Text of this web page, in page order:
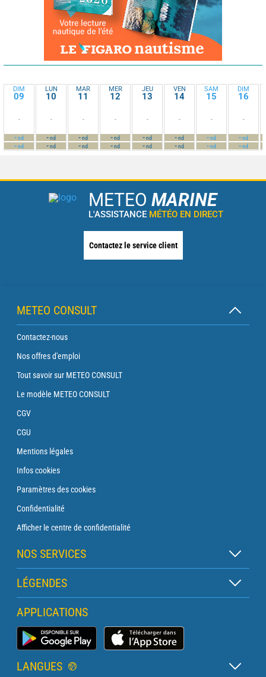
DIM
09
-
-nd
-nd
LUN
10
-
-nd
-nd
MAR
11
-
-nd
-nd
MER
12
-
-nd
-nd
JEU
13
-
-nd
-nd
VEN
14
-
-nd
-nd
SAM
15
-
-nd
-nd
DIM
16
-
-nd
-nd
METEO MARINE
L'ASSISTANCE MÉTÉO EN DIRECT
Contactez le service client
METEO CONSULT
Contactez-nous
Nos offres d'emploi
Tout savoir sur METEO CONSULT
Le modèle METEO CONSULT
CGV
CGU
Mentions légales
Infos cookies
Paramètres des cookies
Confidentialité
Afficher le centre de confidentialité
NOS SERVICES
Abonnement Zen
Abonnement Balise
Abonnement Traversée
Abonnement Phare
LÉGENDES
Légende des cartes
Légende des pictogrammes
Glossaire
APPLICATIONS
Application Météo Marine
LANGUES